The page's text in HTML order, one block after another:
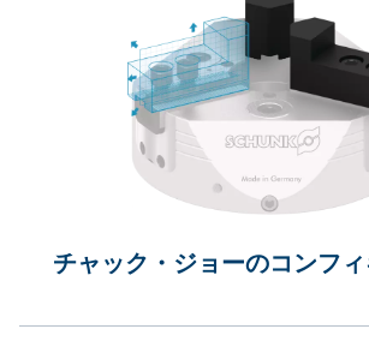
チャック・ジョーのコンフ